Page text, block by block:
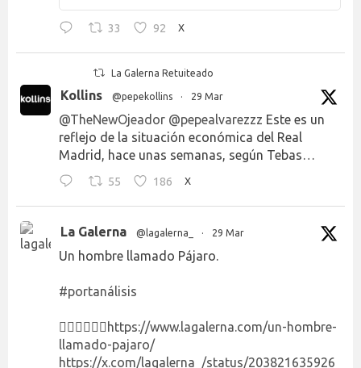
33 92 X
La Galerna Retuiteado
Kollins @pepekollins · 29 Mar
@TheNewOjeador @pepealvarezzz Este es un
reflejo de la situación económica del Real
Madrid, hace unas semanas, según Tebas…
55 186 X
La Galerna @lagalerna_ · 29 Mar
Un hombre llamado Pájaro.
#portanálisis
👉🏻👉🏻👉🏻 https://www.lagalerna.com/un-hombre-
llamado-pajaro/
https://x.com/lagalerna_/status/203821635926